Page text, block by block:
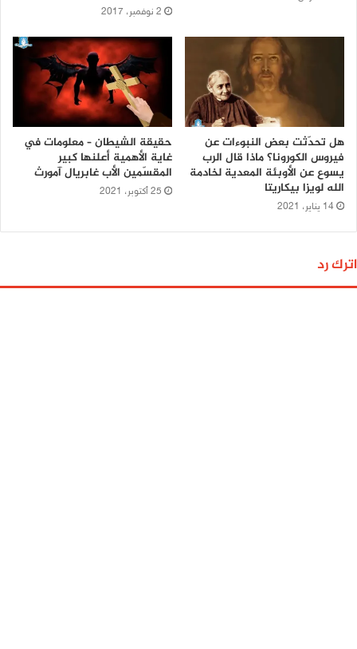
2 نوفمبر، 2017
هل تحدّثت بعض النبوءات عن
فيروس الكورونا؟ ماذا قال الرب
يسوع عن الأوبئة المعدية لخادمة
الله لويزا بيكاريتا
14 يناير، 2021
حقيقة الشيطان – معلومات في
غاية الأهمية أعلنها كبير
المقسّمين الأب غابريال آمورث
25 أكتوبر، 2021
اترك رد